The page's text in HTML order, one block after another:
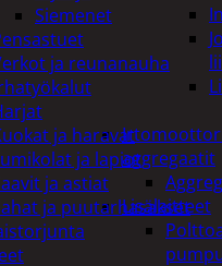
aggregaatit
Lisälaitteet
Siemenet
ja reunanauha
ja haravat
ja lapiot
ja astiat
ja puutarhasakset